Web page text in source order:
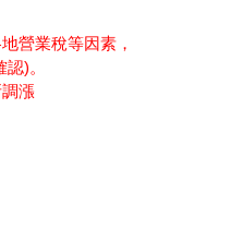
營業稅等因素，
)。
漲